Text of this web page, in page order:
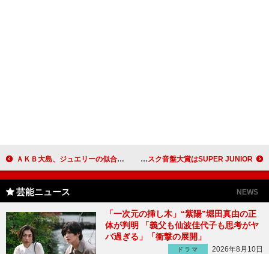
ＡＫＢ大島、ジュエリーの似合う女性に 10代では武井咲が受賞 韓国ゴールデンディスク賞が大阪で開催 ディスク音盤大賞はSUPER JUNIOR！
芸能ニュース NEWS
「一次元の挿し木」“紫陽”堀田真由の正
体が判明 「義父も仙波佳代子も思考がヤ
バ過ぎる」「衝撃の展開」
ドラマ
2026年8月10日